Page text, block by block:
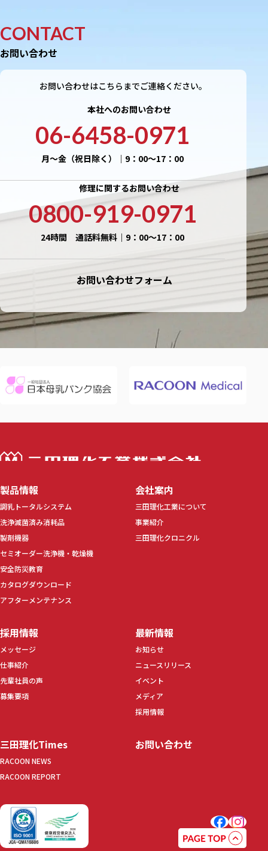
CONTACT
お問い合わせ
お問い合わせはこちらまでご連絡ください。
本社へのお問い合わせ
06-6458-0971
月〜金（祝日除く）｜9：00〜17：00
修理に関するお問い合わせ
0800-919-0971
24時間 通話料無料｜9：00〜17：00
お問い合わせフォーム
三田理化工業
製品情報
調乳トータルシステム
洗浄滅菌済み消耗品
製剤機器
セミオーダー洗浄機・乾燥機
安全防災教育
カタログダウンロード
アフターメンテナンス
会社案内
三田理化工業について
事業紹介
三田理化クロニクル
採用情報
メッセージ
仕事紹介
先輩社員の声
募集要項
最新情報
お知らせ
ニュースリリース
イベント
メディア
採用情報
三田理化Times
RACOON NEWS
RACOON REPORT
お問い合わせ